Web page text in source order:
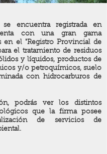
se encuentra registrada en
con una gran gama
en el "Registro Provincial de
el tratamiento de residuos
y líquidos, productos de
y/o petroquímicos, suelo
con hidrocarburos de
podrás ver los distintos
que la firma posee
de servicios de